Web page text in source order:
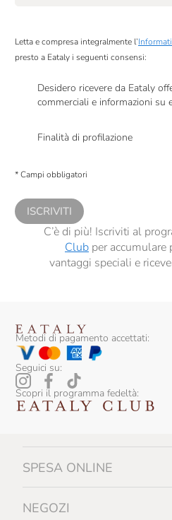
Sangiolaro
Santa Vittoria
Sicily Food
Silvio Carta
Sirch
Slow Food Editore
Sottolestelle
Sullali
Tartuflanghe
Tenuta Rapitalà
Tenute Lunelli
Terre Di Puglia
Letta e compresa integralmente l’
presto a Eataly i seguenti consensi:
Desidero ricevere da Eataly
commerciali e informazioni su
Finalità di profilazione
comunicazioni commerciali
* Campi obbligatori
ISCRIVITI
C’è di più! Iscriviti al
Clubper accumulare
vantaggi speciali e
Metodi di pagamento accettati:
Seguici su:
Scopri il programma fedeltà:
SPESA ONLINE
NEGOZI